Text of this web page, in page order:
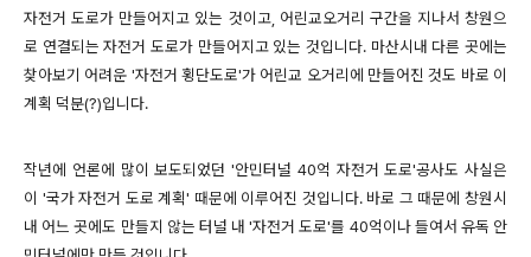
자전거 도로가 만들어지고 있는 것이고, 어린교오거리 구간을 지나서 창원으
로 연결되는 자전거 도로가 만들어지고 있는 것입니다. 마산시내 다른 곳에는
찾아보기 어려운 '자전거 횡단도로'가 어린교 오거리에 만들어진 것도 바로 이
계획 덕분(?)입니다.
작년에 언론에 많이 보도되었던 '안민터널 40억 자전거 도로'공사도 사실은
이 '국가 자전거 도로 계획' 때문에 이루어진 것입니다. 바로 그 때문에 창원시
내 어느 곳에도 만들지 않는 터널 내 '자전거 도로'를 40억이나 들여서 유독 안